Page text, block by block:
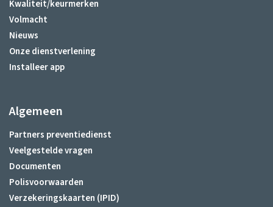
Kwaliteit/keurmerken
Volmacht
Nieuws
Onze dienstverlening
Installeer app
Algemeen
Partners preventiedienst
Veelgestelde vragen
Documenten
Polisvoorwaarden
Verzekeringskaarten (IPID)